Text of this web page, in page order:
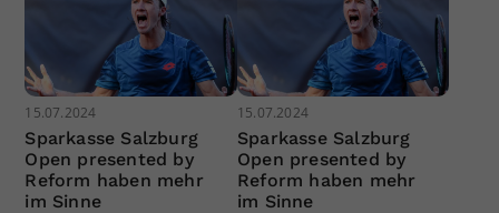
15.07.2024
Sparkasse Salzburg
Open presented by
Reform haben mehr
im Sinne
15.07.2024
Sparkasse Salzburg
Open presented by
Reform haben mehr
im Sinne